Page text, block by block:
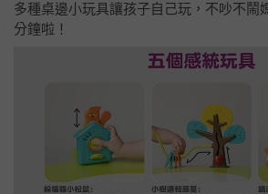
多種桌邊小玩具讓孩子自己玩，不吵不鬧
分鐘啦！